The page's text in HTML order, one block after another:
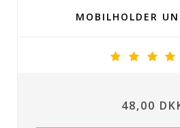
MOBILHOLDER
48,00